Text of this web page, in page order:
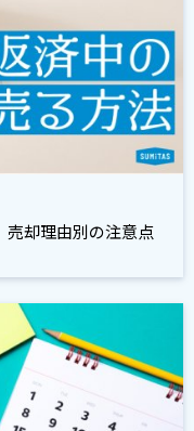
売却理由別の注意点